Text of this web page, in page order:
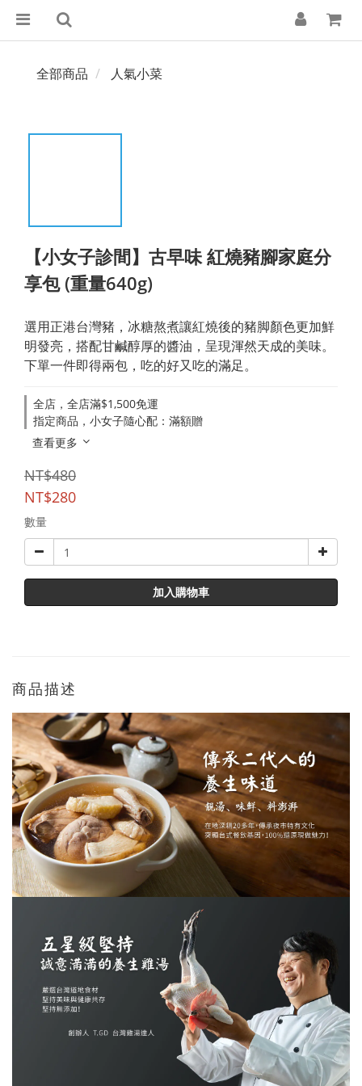
全部商品 人氣小菜
【小女子診間】古早味 紅燒豬腳家庭分
享包 (重量640g)
選用正港台灣豬，冰糖熬煮讓紅燒後的豬脚顏色更加鮮
明發亮，搭配甘鹹醇厚的醬油，呈現渾然天成的美味。
下單一件即得兩包，吃的好又吃的滿足。
全店，全店滿$1,500免運
指定商品，小女子隨心配：滿額贈
查看更多
NT$480
NT$280
數量
加入購物車
商品描述